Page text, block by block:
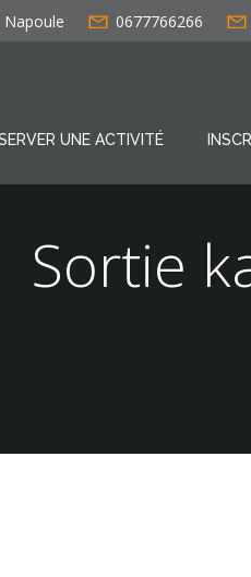
0677766266
UNE ACTIVITÉ
Sortie